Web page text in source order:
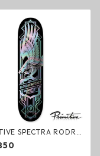
SPECTRA RODRI
Deck デッキ ス
ード プリミティブ